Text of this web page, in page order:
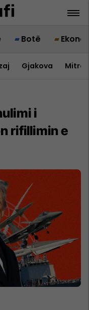
Botë
Gjakova
i
rifillimin e